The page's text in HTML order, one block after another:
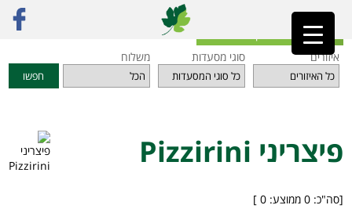
ראשי»מסעדות
חזרה לאינדקס המסעדות
איזורים
סוגי מסעדות משלוח
חפשו
פיצריני Pizzirini
[סה"כ: 0 ממוצע: 0
]